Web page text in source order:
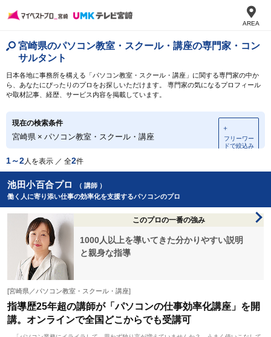
AREA
宮崎県のパソコン教室・スクール・講座の専門家・コン
サルタント
日本各地に事務所を構える「パソコン教室・スクール・講座」に関する専門家の中か
ら、あなたにぴったりのプロをお探しいただけます。 専門家の気になるプロフィール
や取材記事、経歴、サービス内容を掲載しています。
現在の検索条件
宮崎県 × パソコン教室・スクール・講座
＋
フリーワー
ドで絞込み
1～2人を表示 ／ 全2件
池田小百合プロ
（ 講師 ）
働く人に寄り添い仕事の効率化を支援するパソコンのプロ
このプロの一番の強み
1000人以上を導いてきた分かりやすい説明
と親身な指導
[宮崎県／パソコン教室・スクール・講座]
指導歴25年超の講師が「パソコンの仕事効率化講座」を開
講。オンラインで全国どこからでも受講可